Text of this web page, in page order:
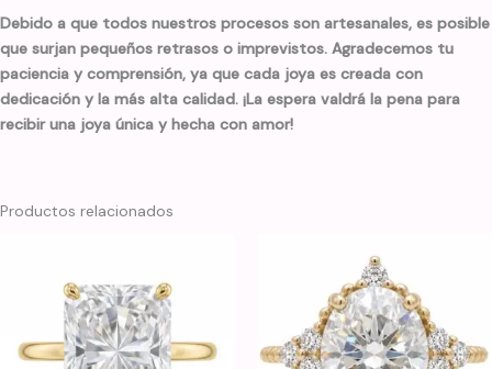
Debido a que todos nuestros procesos son artesanales, es posible
que surjan pequeños retrasos o imprevistos. Agradecemos tu
paciencia y comprensión, ya que cada joya es creada con
dedicación y la más alta calidad. ¡La espera valdrá la pena para
recibir una joya única y hecha con amor!
Productos relacionados